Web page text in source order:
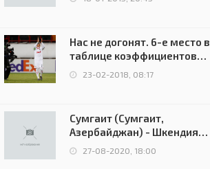
Нас не догонят. 6-е место в
таблице коэффициентов
УЕФА остаётся за Россией
23-02-2018, 08:17
Сумгаит (Сумгаит,
Азербайджан) - Шкендия
(Тетово, Северная
Македония) - 0:2 (0:0)
27-08-2020, 18:00